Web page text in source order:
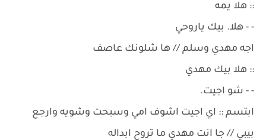
:: هلا يمه
- - هلا. بيك ياروحي
اجه مهدي وسلم // ها شلونك عاصف
:: هلا بيك مهدي
- - شو اجيت.
ابتسم :: اي اجيت اشوف امي وسبحت وشويه وارجع
بيبي // جا انت مهدي ما تروح ابداله